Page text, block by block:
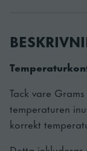
Tack vare
temperaturen
korrekt